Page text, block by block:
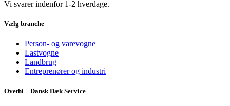
Vi svarer indenfor 1-2 hverdage.
Vælg branche
Person- og varevogne
Lastvogne
Landbrug
Entreprenører og industri
Ovethi – Dansk Dæk Service